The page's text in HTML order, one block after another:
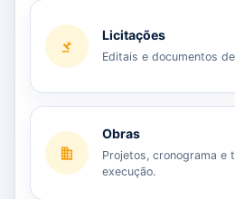
Licitações
Editais e documentos
Obras
Projetos, cronograma e
execução.